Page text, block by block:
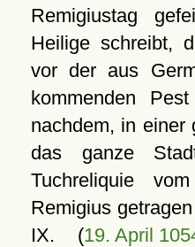
Remigiustag
Heilige schreibt,
vor der aus
kommenden
nachdem, in einer
das ganze
Tuchreliquie
Remigius
IX. (19. April